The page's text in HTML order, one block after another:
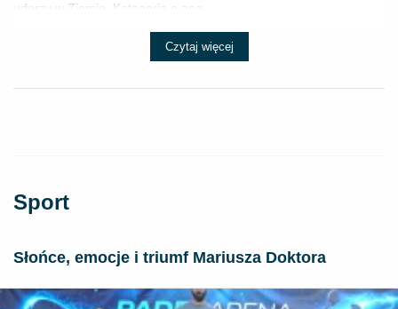
uderzy w Ziemię. Kategoria o ang...
Czytaj więcej
Sport
Słońce, emocje i triumf Mariusza Doktora